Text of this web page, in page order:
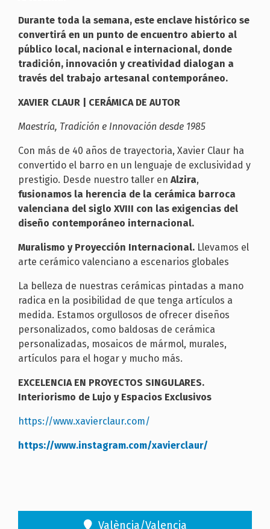
Durante toda la semana, este enclave histórico se
convertirá en un punto de encuentro abierto al
público local, nacional e internacional, donde
tradición, innovación y creatividad dialogan a
través del trabajo artesanal contemporáneo.
XAVIER CLAUR | CERÁMICA DE AUTOR
Maestría, Tradición e Innovación desde 1985
Con más de 40 años de trayectoria, Xavier Claur ha
convertido el barro en un lenguaje de exclusividad y
prestigio. Desde nuestro taller en Alzira,
fusionamos la herencia de la cerámica barroca
valenciana del siglo XVIII con las exigencias del
diseño contemporáneo internacional.
Muralismo y Proyección Internacional. Llevamos el
arte cerámico valenciano a escenarios globales
La belleza de nuestras cerámicas pintadas a mano
radica en la posibilidad de que tenga artículos a
medida. Estamos orgullosos de ofrecer diseños
personalizados, como baldosas de cerámica
personalizadas, mosaicos de mármol, murales,
artículos para el hogar y mucho más.
EXCELENCIA EN PROYECTOS SINGULARES.
Interiorismo de Lujo y Espacios Exclusivos
https://www.xavierclaur.com/
https://www.instagram.com/xavierclaur/
València/Valencia